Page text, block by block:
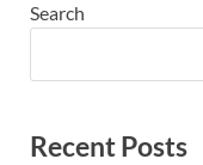
Search
Recent Posts